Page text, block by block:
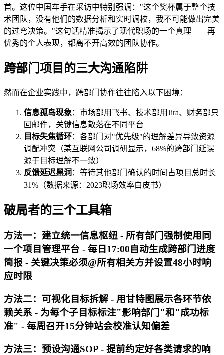
首。这位中国车手在采访中特别强调："这个奖杯属于整个技
术团队，没有他们的数据分析和实时调校，我不可能做出完美
的过弯决策。"这句话精准揭示了现代职场的一个真理——再
优秀的个人表现，都离不开高效的团队协作。
跨部门项目的三大沟通陷阱
然而在企业实践中，跨部门协作往往陷入以下困境：
信息孤岛现象 ：市场部用飞书、技术部用Jira、财务部只
回邮件，关键信息散落在不同平台
目标失焦循环：各部门对"优先级"的理解差异导致资源
调配冲突（某互联网公司调研显示，68%的跨部门延误
源于目标理解不一致）
反馈延迟黑洞 ：等待其他部门确认的时间占项目总时长
31%（数据来源：2023职场效率白皮书）
破局者的三个工具箱
方法一：建立统一信息枢纽 - 所有部门强制使用同
一个项目管理平台 - 每日17:00自动生成跨部门进度
简报 - 关键决策必须@所有相关方并设置48小时响
应时限
方法二：可视化目标拆解 - 用甘特图展示各环节依
赖关系 - 为每个子目标标注"影响部门"和"成功标
准" - 每周召开15分钟站会校准认知偏差
方法三：预设沟通SOP - 提前约定好各类请求的响